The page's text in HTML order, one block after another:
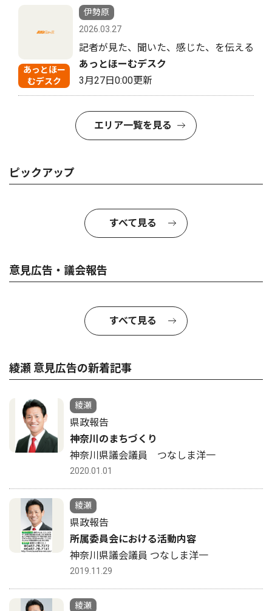
あっとほー
むデスク
伊勢原
2026.03.27
記者が見た、聞いた、感じた、を伝える
あっとほーむデスク
3月27日0:00更新
エリア一覧を見る
ピックアップ
すべて見る
意見広告・議会報告
すべて見る
綾瀬 意見広告の新着記事
綾瀬
県政報告
神奈川のまちづくり
神奈川県議会議員 つなしま洋一
2020.01.01
綾瀬
県政報告
所属委員会における活動内容
神奈川県議会議員 つなしま洋一
2019.11.29
綾瀬